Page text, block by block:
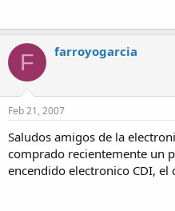
F farroyogarcia
Feb 21, 2007
Saludos amigos de la
comprado recientemente un
encendido electronico CDI, el